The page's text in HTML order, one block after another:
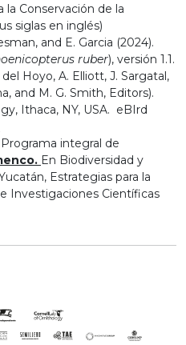
la Conservación de la
siglas en inglés)
and E. Garcia (2024).
ruber), versión 1.1.
Hoyo, A. Elliott, J. Sargatal,
and M. G. Smith, Editors).
Ithaca, NY, USA. eBIrd
Programa integral de
En Biodiversidad y
Estrategias para la
Investigaciones Científicas